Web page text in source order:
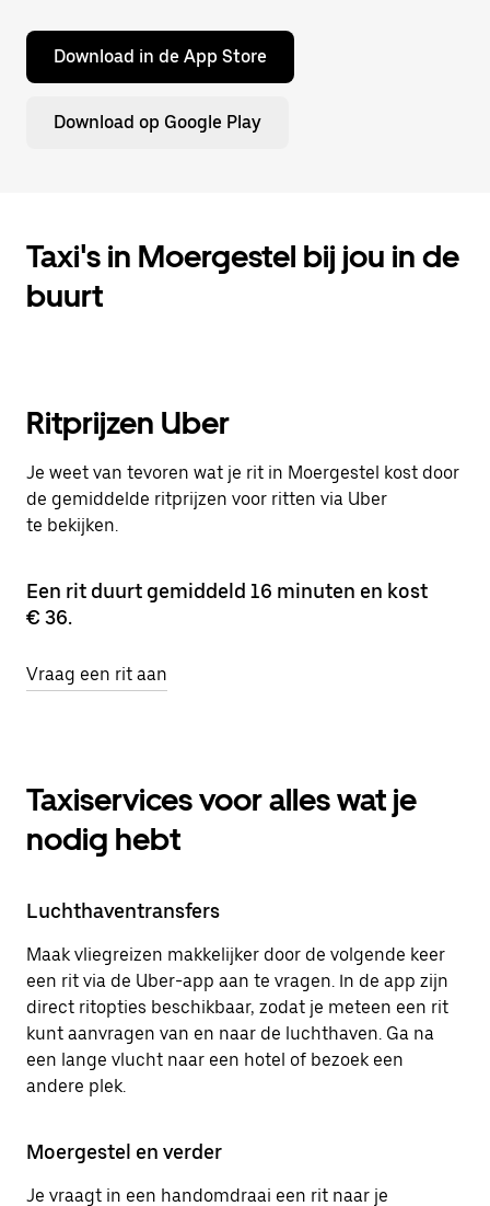
Download in de App Store
Download op Google Play
Taxi's in Moergestel bij jou in de
buurt
Ritprijzen Uber
Je weet van tevoren wat je rit in Moergestel kost door
de gemiddelde ritprijzen voor ritten via Uber
te bekijken.
Een rit duurt gemiddeld 16 minuten en kost
€ 36.
Vraag een rit aan
Taxiservices voor alles wat je
nodig hebt
Luchthaventransfers
Maak vliegreizen makkelijker door de volgende keer
een rit via de Uber-app aan te vragen. In de app zijn
direct ritopties beschikbaar, zodat je meteen een rit
kunt aanvragen van en naar de luchthaven. Ga na
een lange vlucht naar een hotel of bezoek een
andere plek.
Moergestel en verder
Je vraagt in een handomdraai een rit naar je